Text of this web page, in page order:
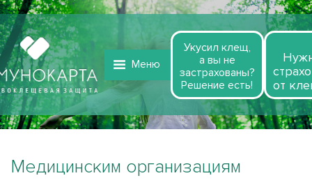
Меню
Укусил клещ,
а вы не
застрахованы?
Решение есть!
от
Медицинским организациям